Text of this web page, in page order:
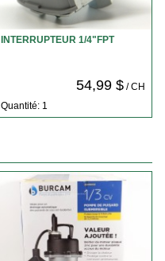
INTERRUPTEUR 1/4"FPT
54,99 $/ CH
Quantité: 1